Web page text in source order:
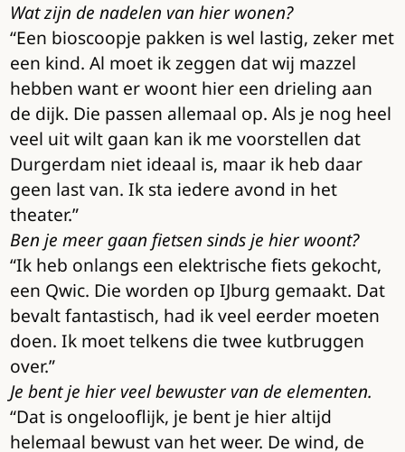
Wat zijn de nadelen van hier wonen?
“Een bioscoopje pakken is wel lastig, zeker met
een kind. Al moet ik zeggen dat wij mazzel
hebben want er woont hier een drieling aan
de dijk. Die passen allemaal op. Als je nog heel
veel uit wilt gaan kan ik me voorstellen dat
Durgerdam niet ideaal is, maar ik heb daar
geen last van. Ik sta iedere avond in het
theater.”
Ben je meer gaan fietsen sinds je hier woont?
“Ik heb onlangs een elektrische fiets gekocht,
een Qwic. Die worden op IJburg gemaakt. Dat
bevalt fantastisch, had ik veel eerder moeten
doen. Ik moet telkens die twee kutbruggen
over.”
Je bent je hier veel bewuster van de elementen.
“Dat is ongelooflijk, je bent je hier altijd
helemaal bewust van het weer. De wind, de